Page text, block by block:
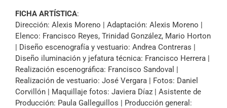
FICHA ARTÍSTICA:
Dirección: Alexis Moreno | Adaptación: Alexis Moreno |
Elenco: Francisco Reyes, Trinidad González, Mario Horton
| Diseño escenografía y vestuario: Andrea Contreras |
Diseño iluminación y jefatura técnica: Francisco Herrera |
Realización escenográfica: Francisco Sandoval |
Realización de vestuario: José Vergara | Fotos: Daniel
Corvillón | Maquillaje fotos: Javiera Díaz | Asistente de
Producción: Paula Galleguillos | Producción general: